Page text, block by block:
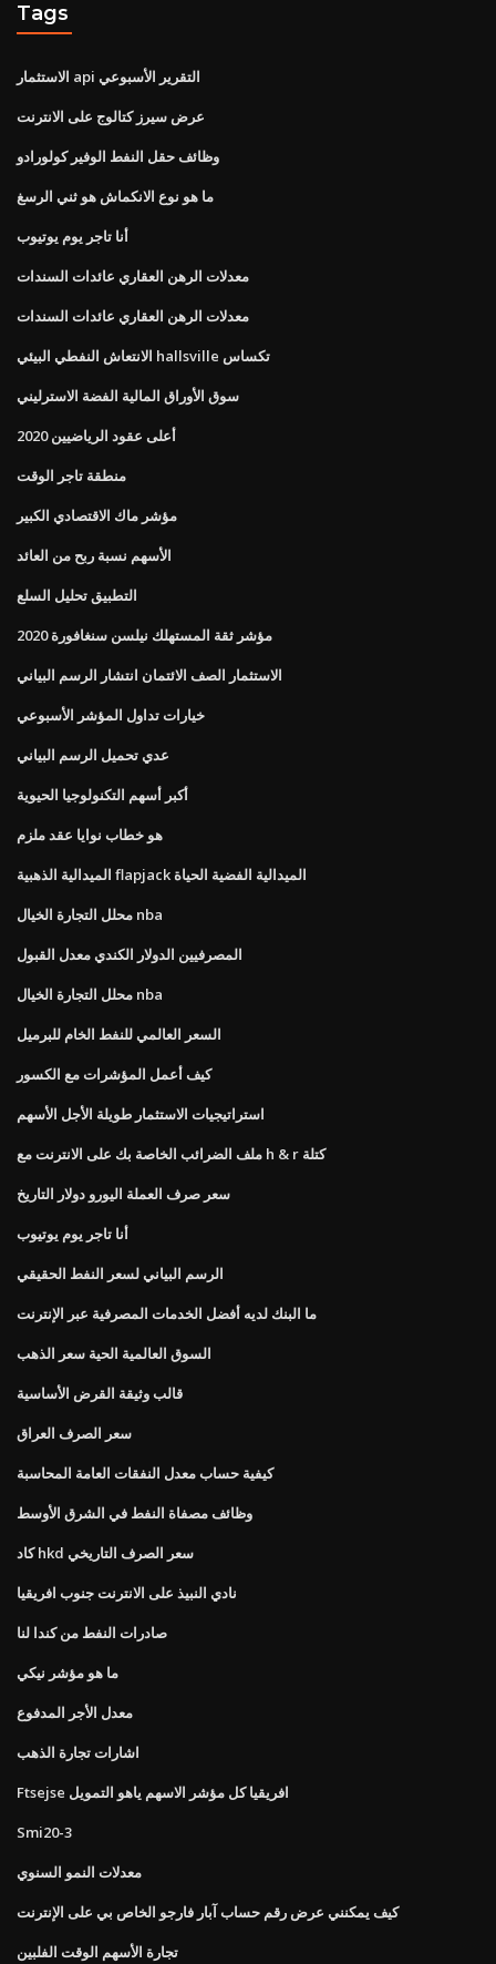
Tags
الاستثمار api التقرير الأسبوعي
عرض سيرز كتالوج على الانترنت
وظائف حقل النفط الوفير كولورادو
ما هو نوع الانكماش هو ثني الرسغ
أنا تاجر يوم يوتيوب
معدلات الرهن العقاري عائدات السندات
معدلات الرهن العقاري عائدات السندات
الانتعاش النفطي البيئي hallsville تكساس
سوق الأوراق المالية الفضة الاسترليني
أعلى عقود الرياضيين 2020
منطقة تاجر الوقت
مؤشر ماك الاقتصادي الكبير
الأسهم نسبة ربح من العائد
التطبيق تحليل السلع
مؤشر ثقة المستهلك نيلسن سنغافورة 2020
الاستثمار الصف الائتمان انتشار الرسم البياني
خيارات تداول المؤشر الأسبوعي
عدي تحميل الرسم البياني
أكبر أسهم التكنولوجيا الحيوية
هو خطاب نوايا عقد ملزم
الميدالية الذهبية flapjack الميدالية الفضية الحياة
محلل التجارة الخيال nba
المصرفيين الدولار الكندي معدل القبول
محلل التجارة الخيال nba
السعر العالمي للنفط الخام للبرميل
كيف أعمل المؤشرات مع الكسور
استراتيجيات الاستثمار طويلة الأجل الأسهم
ملف الضرائب الخاصة بك على الانترنت مع h & r كتلة
سعر صرف العملة اليورو دولار التاريخ
أنا تاجر يوم يوتيوب
الرسم البياني لسعر النفط الحقيقي
ما البنك لديه أفضل الخدمات المصرفية عبر الإنترنت
السوق العالمية الحية سعر الذهب
قالب وثيقة القرض الأساسية
سعر الصرف العراق
كيفية حساب معدل النفقات العامة المحاسبة
وظائف مصفاة النفط في الشرق الأوسط
كاد hkd سعر الصرف التاريخي
نادي النبيذ على الانترنت جنوب افريقيا
صادرات النفط من كندا لنا
ما هو مؤشر نيكي
معدل الأجر المدفوع
اشارات تجارة الذهب
Ftsejse افريقيا كل مؤشر الاسهم ياهو التمويل
Smi20-3
معدلات النمو السنوي
كيف يمكنني عرض رقم حساب آبار فارجو الخاص بي على الإنترنت
تجارة الأسهم الوقت الفلبين